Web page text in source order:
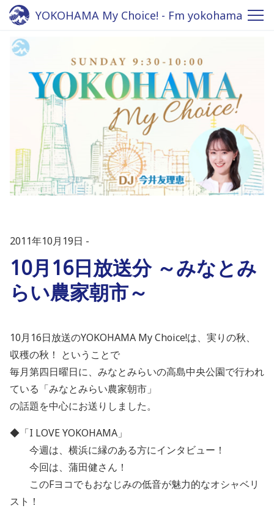
YOKOHAMA My Choice! - Fm yokohama
2011年10月19日
10月16日放送分 ～みなとみ
らい農家朝市～
10月16日放送のYOKOHAMA My Choice!は、実りの秋、
収穫の秋！ ということで
毎月第四日曜日に、みなとみらいの高島中央公園で行われ
ている「みなとみらい農家朝市」
の話題を中心にお送りしました。
◆「I LOVE YOKOHAMA」
今週は、横浜に縁のある方にインタビュー！
今回は、蒲田健さん！
このFヨコでもおなじみの低音が魅力的なオシャベリ
スト！